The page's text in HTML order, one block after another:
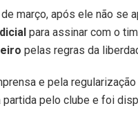
março, após ele não se
para assinar com o
pelas regras da
e pela
partida pelo clube e foi